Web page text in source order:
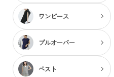
ワンピース
プルオーバー
ベスト